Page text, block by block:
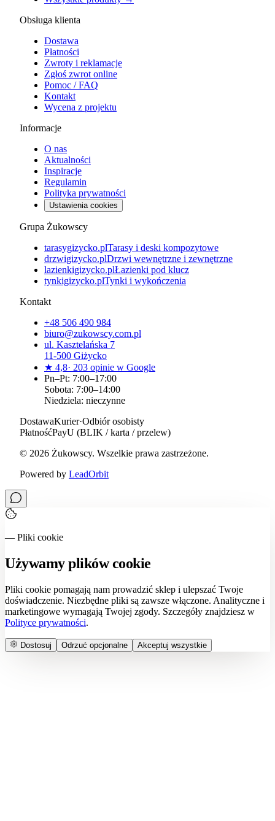
Obsługa klienta
Dostawa
Płatności
Zwroty i reklamacje
Zgłoś zwrot online
Pomoc / FAQ
Kontakt
Wycena z projektu
Informacje
O nas
Aktualności
Inspiracje
Regulamin
Polityka prywatności
Ustawienia cookies
Grupa Żukowscy
tarasygizycko.plTarasy i deski kompozytowe
drzwigizycko.plDrzwi wewnętrzne i zewnętrzne
lazienkigizycko.plŁazienki pod klucz
tynkigizycko.plTynki i wykończenia
Kontakt
+48 506 490 984
biuro@zukowscy.com.pl
ul. Kasztelańska 7
11-500 Giżycko
★ 4,8· 203 opinie w Google
Pn–Pt: 7:00–17:00
Sobota: 7:00–14:00
Niedziela: nieczynne
DostawaKurier·Odbiór osobisty
PłatnośćPayU (BLIK / karta / przelew)
© 2026 Żukowscy. Wszelkie prawa zastrzeżone.
Powered by LeadOrbit
— Pliki cookie
Używamy plików cookie
Pliki cookie pomagają nam prowadzić sklep i ulepszać Twoje
doświadczenie. Niezbędne pliki są zawsze włączone. Analityczne i
marketingowe wymagają Twojej zgody. Szczegóły znajdziesz w
Polityce prywatności.
Dostosuj Odrzuć opcjonalne Akceptuj wszystkie